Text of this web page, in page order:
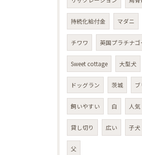
持続化給付金 マダニ
チワワ 英国プラチナゴ
Sweet cottage 大型犬
ドッグラン 茨城
飼いやすい 白 人気
貸し切り 広い 子犬
父